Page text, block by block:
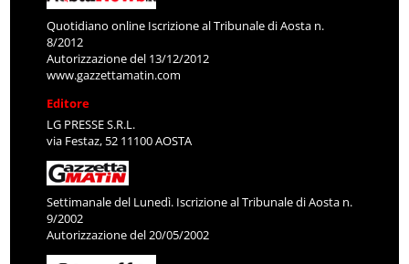
Quotidiano online Iscrizione al Tribunale di Aosta n.
8/2012
Autorizzazione del 13/12/2012
www.gazzettamatin.com
Editore
LG PRESSE S.R.L.
via Festaz, 52 11100 AOSTA
Settimanale del Lunedì. Iscrizione al Tribunale di Aosta n.
9/2002
Autorizzazione del 20/05/2002